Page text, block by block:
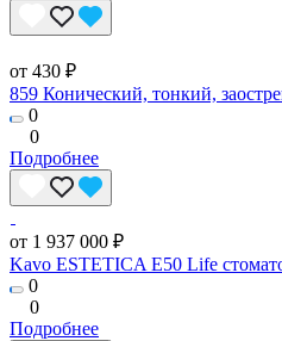
от 430 ₽
859 Конический, тонкий,
0
0
Подробнее
от 1 937 000 ₽
Kavo ESTETICA E50 Life
0
0
Подробнее